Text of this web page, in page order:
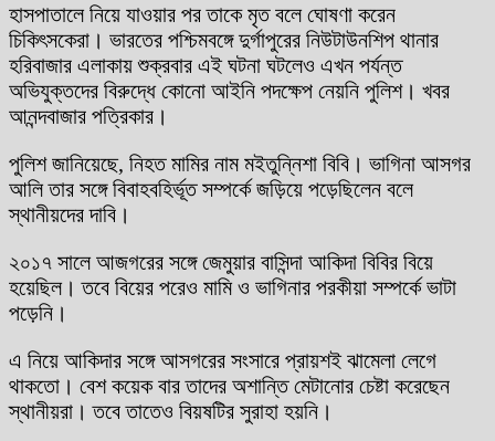
হাসপাতালে নিয়ে যাওয়ার পর তাকে মৃত বলে ঘোষণা করেন
চিকিৎসকেরা। ভারতের পশ্চিমবঙ্গে দুর্গাপুরের নিউটাউনশিপ থানার
হরিবাজার এলাকায় শুক্রবার এই ঘটনা ঘটলেও এখন পর্যন্ত
অভিযুক্তদের বিরুদ্ধে কোনো আইনি পদক্ষেপ নেয়নি পুলিশ। খবর
আনন্দবাজার পত্রিকার।
পুলিশ জানিয়েছে, নিহত মামির নাম মইতুন্নিশা বিবি। ভাগিনা আসগর
আলি তার সঙ্গে বিবাহবহির্ভূত সম্পর্কে জড়িয়ে পড়েছিলেন বলে
স্থানীয়দের দাবি।
২০১৭ সালে আজগরের সঙ্গে জেমুয়ার বাসিন্দা আকিদা বিবির বিয়ে
হয়েছিল। তবে বিয়ের পরেও মামি ও ভাগিনার পরকীয়া সম্পর্কে ভাটা
পড়েনি।
এ নিয়ে আকিদার সঙ্গে আসগরের সংসারে প্রায়শই ঝামেলা লেগে
থাকতো। বেশ কয়েক বার তাদের অশান্তি মেটানোর চেষ্টা করেছেন
স্থানীয়রা। তবে তাতেও বিয়ষটির সুরাহা হয়নি।